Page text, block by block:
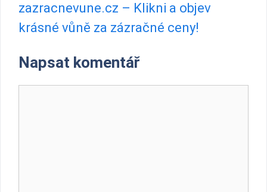
zazracnevune.cz – Klikni a objev
krásné vůně za zázračné ceny!
Napsat komentář